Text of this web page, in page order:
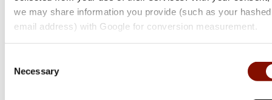
we may share information you provide (such as your hashed
email address) with Google for conversion measurement.
Selection
Necessary